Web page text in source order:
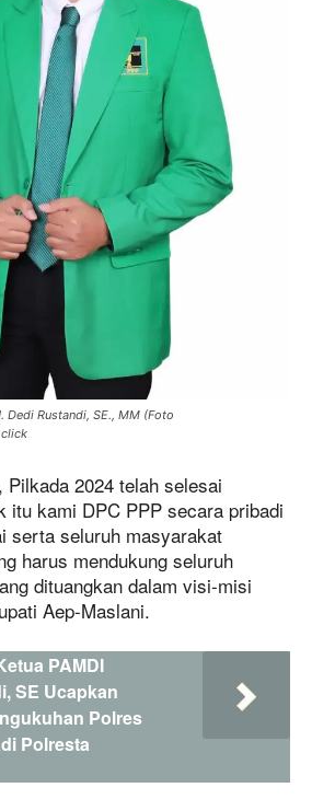
Dedi Rustandi, SE., MM (Foto
Pilkada 2024 telah selesai
itu kami DPC PPP secara pribadi
serta seluruh masyarakat
harus mendukung seluruh
dituangkan dalam visi-misi
Aep-Maslani.
PAMDI
SE Ucapkan
Polres
Polresta